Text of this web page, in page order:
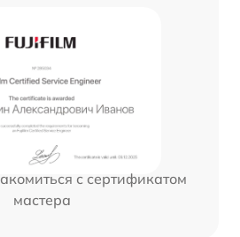
с сертификатом
мастера